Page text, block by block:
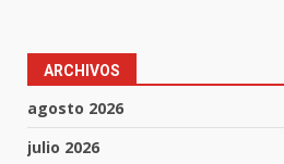
ARCHIVOS
agosto 2026
julio 2026